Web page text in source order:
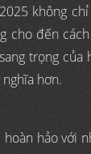
không
cho đến
trọng
hơn.
hảo với